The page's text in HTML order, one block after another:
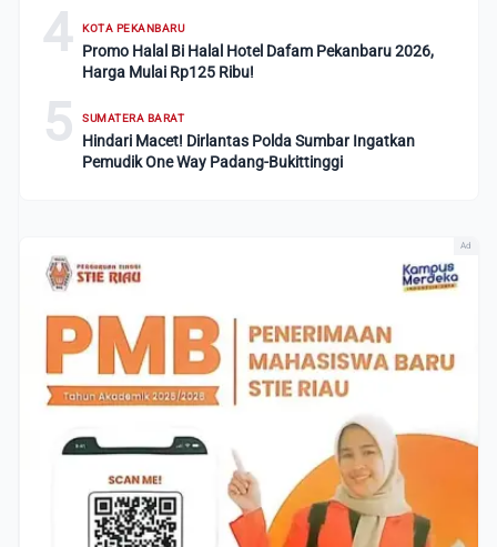
4 KOTA PEKANBARU
Promo Halal Bi Halal Hotel Dafam Pekanbaru 2026,
Harga Mulai Rp125 Ribu!
5 SUMATERA BARAT
Hindari Macet! Dirlantas Polda Sumbar Ingatkan
Pemudik One Way Padang-Bukittinggi
Ad